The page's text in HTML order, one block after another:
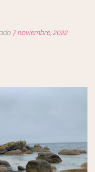
7 noviembre, 2022